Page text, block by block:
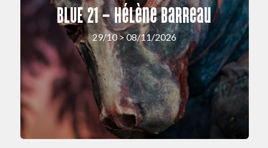
BLUE 21 – Hélène Barreau
29/10 > 08/11/2026